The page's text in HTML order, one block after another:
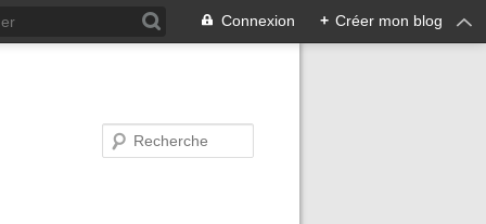
Connexion + Créer mon blog